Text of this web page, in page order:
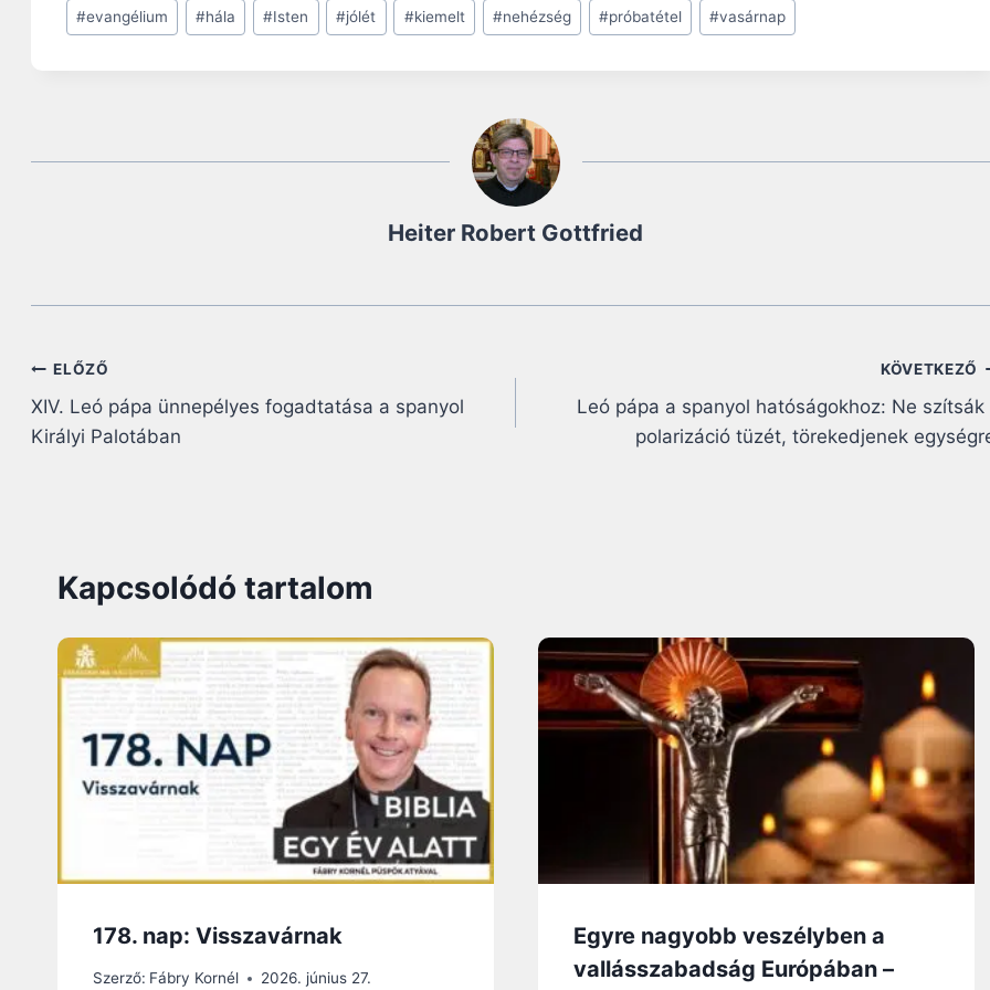
Tags:
#evangélium #hála #Isten #jólét #kiemelt #nehézség #próbatétel #vasárnap
Heiter Robert Gottfried
Bejegyzés
navigáció
ELŐZŐ
XIV. Leó pápa ünnepélyes fogadtatása a spanyol
Királyi Palotában
KÖVETKEZŐ
Leó pápa a spanyol hatóságokhoz: Ne szítsák
polarizáció tüzét, törekedjenek
Kapcsolódó tartalom
178. nap: Visszavárnak
Szerző: Fábry Kornél 2026. június 27.
Egyre nagyobb veszélyben a
vallásszabadság Európában –